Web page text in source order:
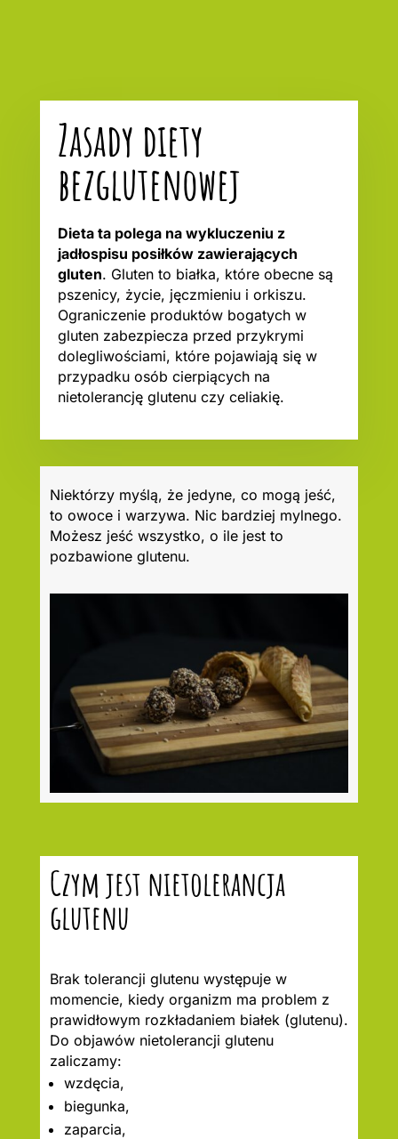
Zasady diety
bezglutenowej
Dieta ta polega na wykluczeniu z
jadłospisu posiłków zawierających
gluten. Gluten to białka, które obecne są
pszenicy, życie, jęczmieniu i orkiszu.
Ograniczenie produktów bogatych w
gluten zabezpiecza przed przykrymi
dolegliwościami, które pojawiają się w
przypadku osób cierpiących na
nietolerancję glutenu czy celiakię.
Niektórzy myślą, że jedyne, co mogą jeść,
to owoce i warzywa. Nic bardziej mylnego.
Możesz jeść wszystko, o ile jest to
pozbawione glutenu.
Czym jest nietolerancja
glutenu
Brak tolerancji glutenu występuje w
momencie, kiedy organizm ma problem z
prawidłowym rozkładaniem białek (glutenu).
Do objawów nietolerancji glutenu
zaliczamy:
wzdęcia,
biegunka,
zaparcia,